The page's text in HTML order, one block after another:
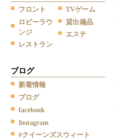
フロント
ロビーラウ
ンジ
レストラン
TVゲーム
貸出備品
エステ
ブログ
新着情報
ブログ
facebook
Instagram
#クイーンズスウィート